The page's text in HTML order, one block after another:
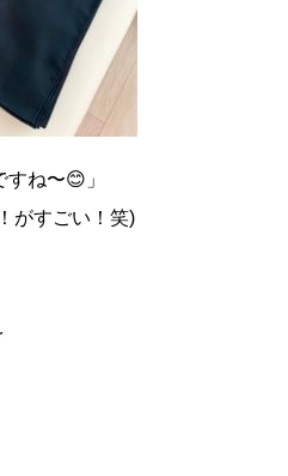
すね〜😊」
がすごい！笑)